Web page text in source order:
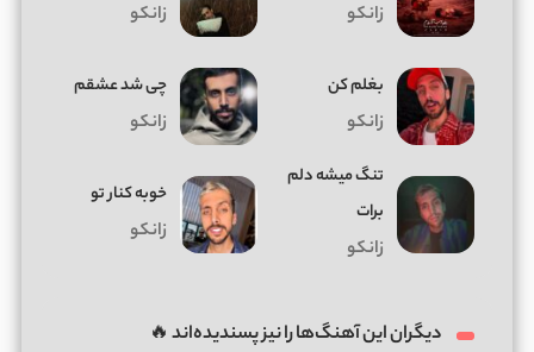
زانکو زانکو
بغلم کن
زانکو
چی شد عشقم
زانکو
تنگ میشه دلم
برات
زانکو
خوبه کنار تو
زانکو
دیگران این آهنگ‌ها را نیز پسندیده‌اند 🔥